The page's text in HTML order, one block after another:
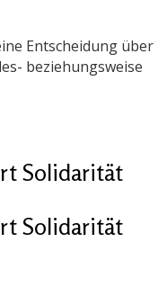
Entscheidung über
beziehungsweise
Solidarität
Solidarität